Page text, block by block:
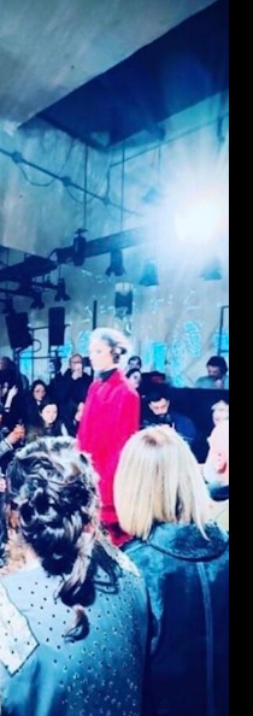
ドレンタル東京
キシード横浜
ヴァレンティノ